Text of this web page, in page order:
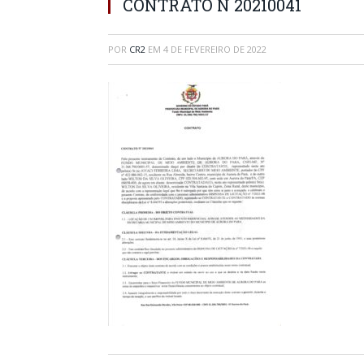
CONTRATO N 20210041
POR CR2 EM 4 DE FEVEREIRO DE 2022